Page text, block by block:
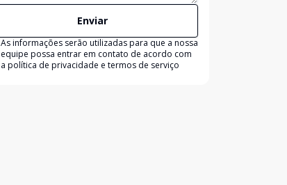
Enviar
As informações serão utilizadas para que a nossa
equipe possa entrar em contato de acordo com
a política de privacidade e termos de serviço